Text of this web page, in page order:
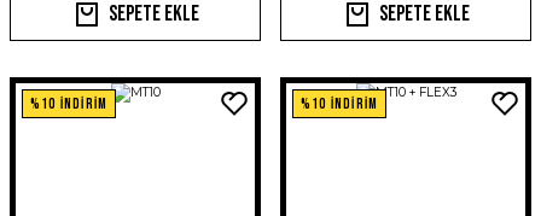
Sepete Ekle Sepete Ekle
%10 İNDİRİM %10 İNDİRİM